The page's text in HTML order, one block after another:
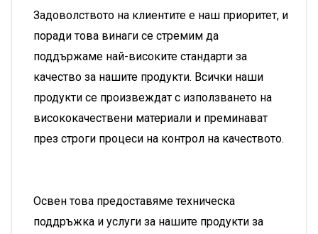
Задоволството на клиентите е наш приоритет, и
поради това винаги се стремим да
поддържаме най-високите стандарти за
качество за нашите продукти. Всички наши
продукти се произвеждат с използването на
висококачествени материали и преминават
през строги процеси на контрол на качеството.
Освен това предоставяме техническа
поддръжка и услуги за нашите продукти за